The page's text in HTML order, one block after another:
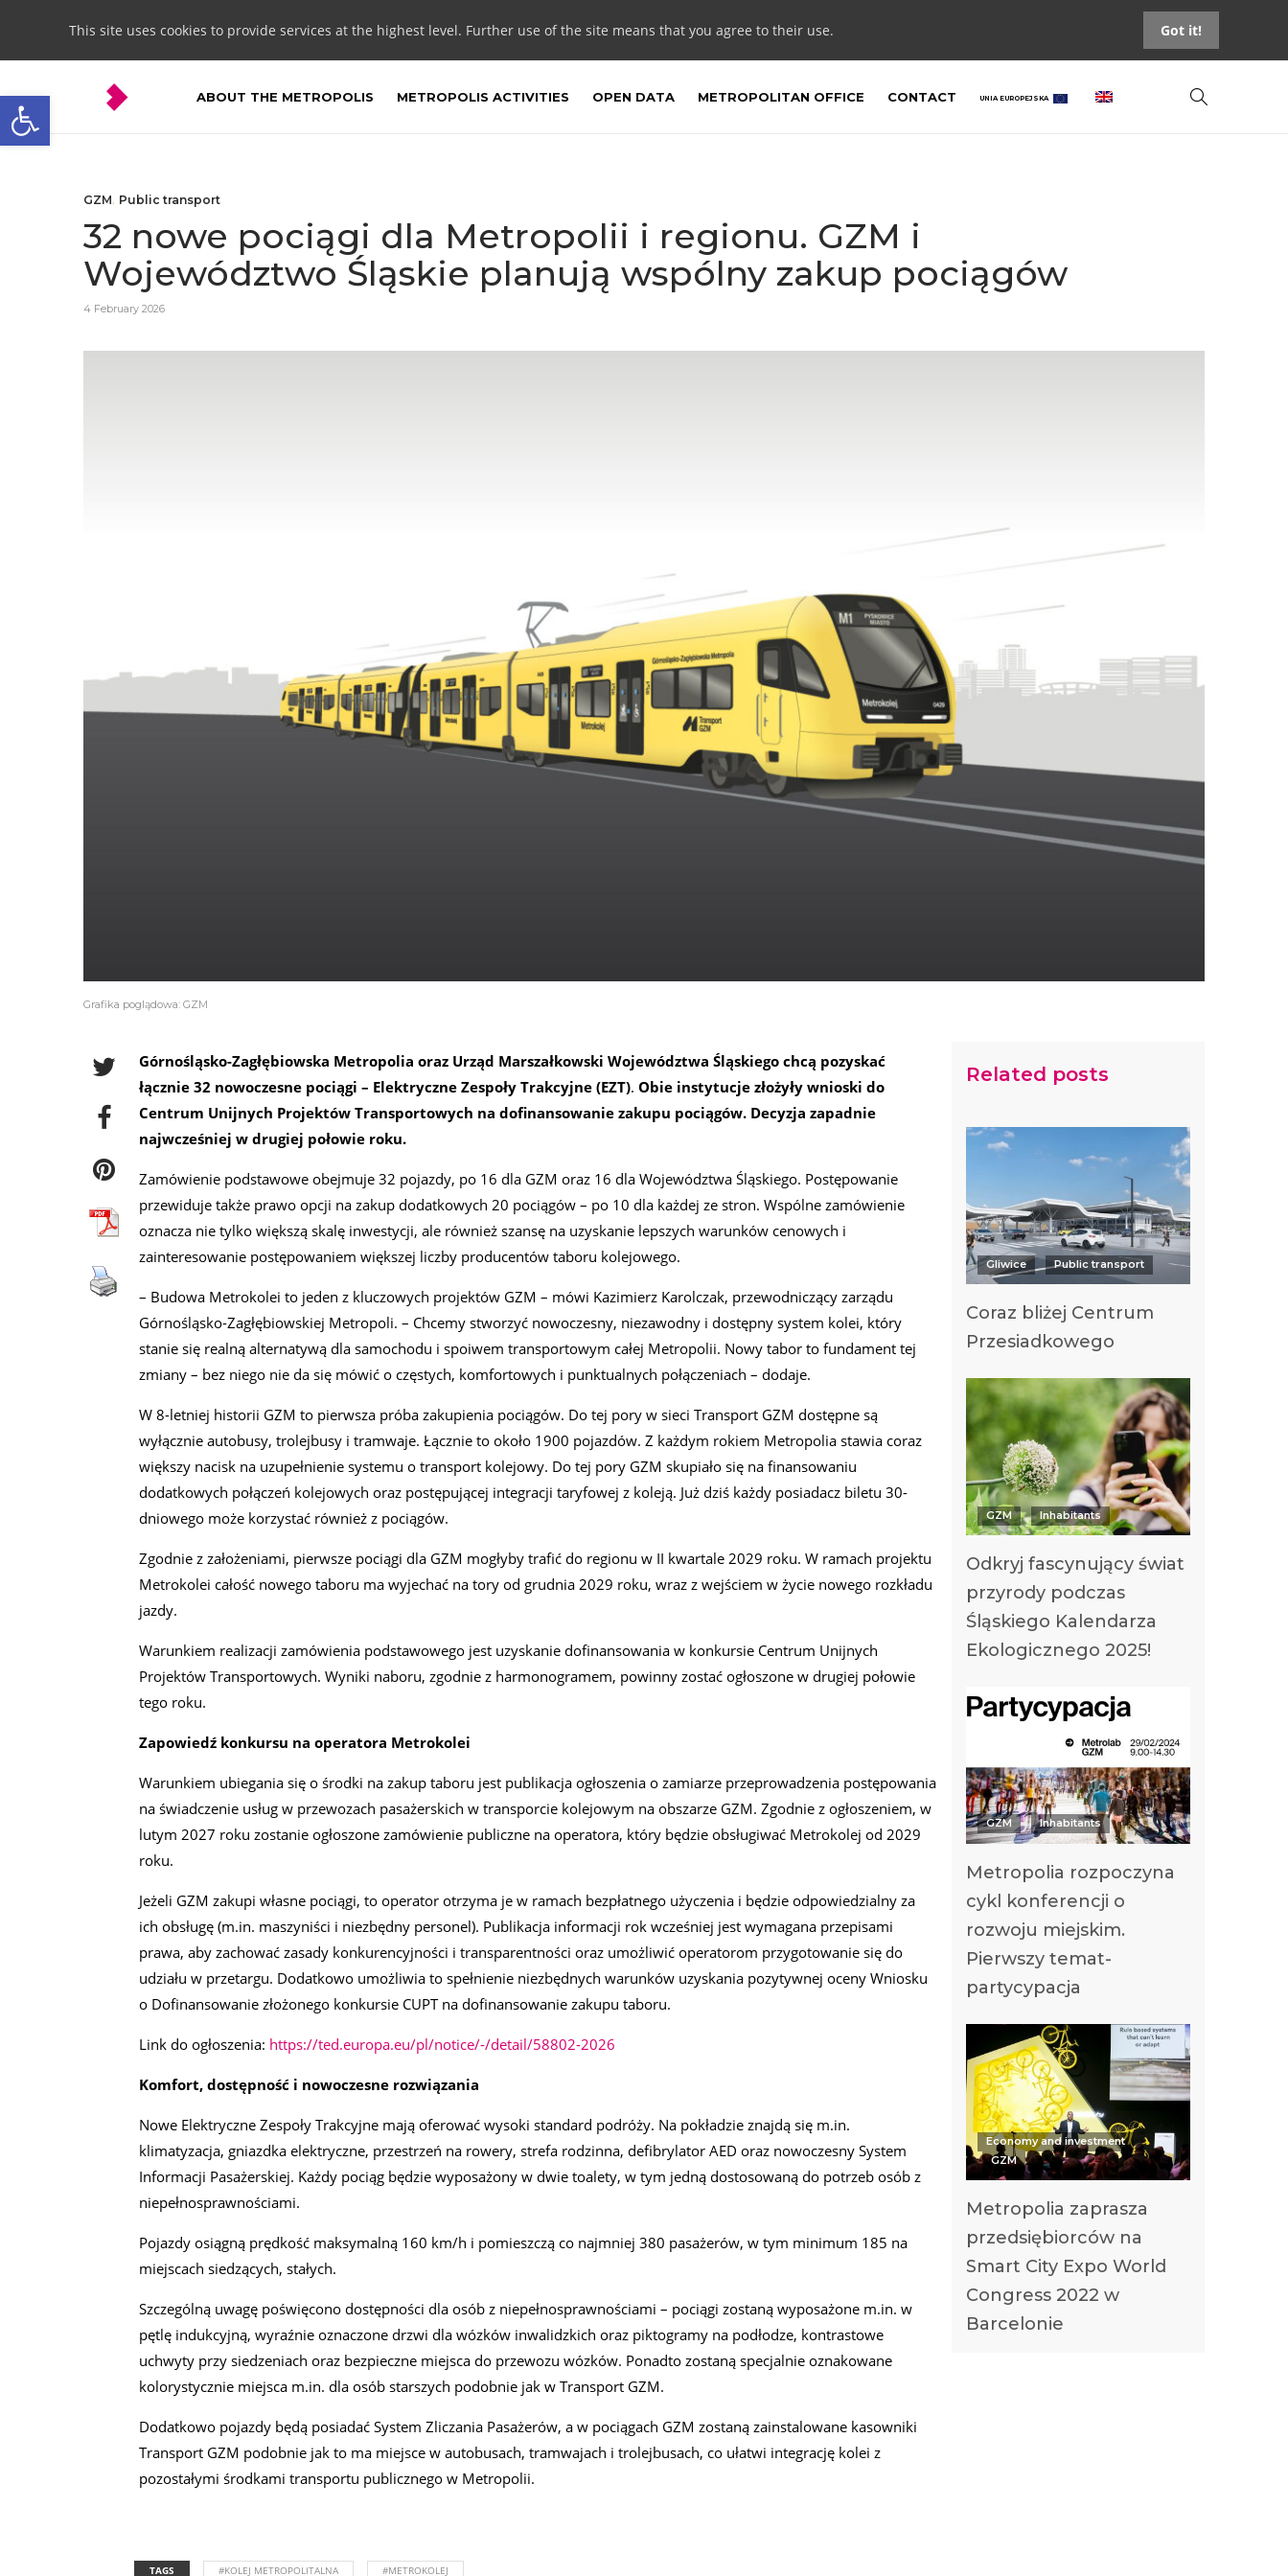
Open toolbar
This site uses cookies to provide services at the highest level. Further use of the site means that you agree to their use. Got it!
ABOUT THE METROPOLIS METROPOLIS ACTIVITIES OPEN DATA METROPOLITAN OFFICE CONTACT UNIA EUROPEJSKA
GZM, Public transport
32 nowe pociągi dla Metropolii i regionu. GZM i
Województwo Śląskie planują wspólny zakup pociągów
4 February 2026
Grafika poglądowa: GZM
Górnośląsko-Zagłębiowska Metropolia oraz Urząd Marszałkowski Województwa Śląskiego chcą pozyskać
łącznie 32 nowoczesne pociągi – Elektryczne Zespoły Trakcyjne (EZT). Obie instytucje złożyły wnioski do
Centrum Unijnych Projektów Transportowych na dofinansowanie zakupu pociągów. Decyzja zapadnie
najwcześniej w drugiej połowie roku.
Zamówienie podstawowe obejmuje 32 pojazdy, po 16 dla GZM oraz 16 dla Województwa Śląskiego. Postępowanie
przewiduje także prawo opcji na zakup dodatkowych 20 pociągów – po 10 dla każdej ze stron. Wspólne zamówienie
oznacza nie tylko większą skalę inwestycji, ale również szansę na uzyskanie lepszych warunków cenowych i
zainteresowanie postępowaniem większej liczby producentów taboru kolejowego.
– Budowa Metrokolei to jeden z kluczowych projektów GZM – mówi Kazimierz Karolczak, przewodniczący zarządu
Górnośląsko-Zagłębiowskiej Metropoli. – Chcemy stworzyć nowoczesny, niezawodny i dostępny system kolei, który
stanie się realną alternatywą dla samochodu i spoiwem transportowym całej Metropolii. Nowy tabor to fundament tej
zmiany – bez niego nie da się mówić o częstych, komfortowych i punktualnych połączeniach – dodaje.
W 8-letniej historii GZM to pierwsza próba zakupienia pociągów. Do tej pory w sieci Transport GZM dostępne są
wyłącznie autobusy, trolejbusy i tramwaje. Łącznie to około 1900 pojazdów. Z każdym rokiem Metropolia stawia coraz
większy nacisk na uzupełnienie systemu o transport kolejowy. Do tej pory GZM skupiało się na finansowaniu
dodatkowych połączeń kolejowych oraz postępującej integracji taryfowej z koleją. Już dziś każdy posiadacz biletu 30-
dniowego może korzystać również z pociągów.
Zgodnie z założeniami, pierwsze pociągi dla GZM mogłyby trafić do regionu w II kwartale 2029 roku. W ramach projektu
Metrokolei całość nowego taboru ma wyjechać na tory od grudnia 2029 roku, wraz z wejściem w życie nowego rozkładu
jazdy.
Warunkiem realizacji zamówienia podstawowego jest uzyskanie dofinansowania w konkursie Centrum Unijnych
Projektów Transportowych. Wyniki naboru, zgodnie z harmonogramem, powinny zostać ogłoszone w drugiej połowie
tego roku.
Zapowiedź konkursu na operatora Metrokolei
Warunkiem ubiegania się o środki na zakup taboru jest publikacja ogłoszenia o zamiarze przeprowadzenia postępowania
na świadczenie usług w przewozach pasażerskich w transporcie kolejowym na obszarze GZM. Zgodnie z ogłoszeniem, w
lutym 2027 roku zostanie ogłoszone zamówienie publiczne na operatora, który będzie obsługiwać Metrokolej od 2029
roku.
Jeżeli GZM zakupi własne pociągi, to operator otrzyma je w ramach bezpłatnego użyczenia i będzie odpowiedzialny za
ich obsługę (m.in. maszyniści i niezbędny personel). Publikacja informacji rok wcześniej jest wymagana przepisami
prawa, aby zachować zasady konkurencyjności i transparentności oraz umożliwić operatorom przygotowanie się do
udziału w przetargu. Dodatkowo umożliwia to spełnienie niezbędnych warunków uzyskania pozytywnej oceny Wniosku
o Dofinansowanie złożonego konkursie CUPT na dofinansowanie zakupu taboru.
Link do ogłoszenia: https://ted.europa.eu/pl/notice/-/detail/58802-2026
Komfort, dostępność i nowoczesne rozwiązania
Nowe Elektryczne Zespoły Trakcyjne mają oferować wysoki standard podróży. Na pokładzie znajdą się m.in.
klimatyzacja, gniazdka elektryczne, przestrzeń na rowery, strefa rodzinna, defibrylator AED oraz nowoczesny System
Informacji Pasażerskiej. Każdy pociąg będzie wyposażony w dwie toalety, w tym jedną dostosowaną do potrzeb osób z
niepełnosprawnościami.
Pojazdy osiągną prędkość maksymalną 160 km/h i pomieszczą co najmniej 380 pasażerów, w tym minimum 185 na
miejscach siedzących, stałych.
Szczególną uwagę poświęcono dostępności dla osób z niepełnosprawnościami – pociągi zostaną wyposażone m.in. w
pętlę indukcyjną, wyraźnie oznaczone drzwi dla wózków inwalidzkich oraz piktogramy na podłodze, kontrastowe
uchwyty przy siedzeniach oraz bezpieczne miejsca do przewozu wózków. Ponadto zostaną specjalnie oznakowane
kolorystycznie miejsca m.in. dla osób starszych podobnie jak w Transport GZM.
Dodatkowo pojazdy będą posiadać System Zliczania Pasażerów, a w pociągach GZM zostaną zainstalowane kasowniki
Transport GZM podobnie jak to ma miejsce w autobusach, tramwajach i trolejbusach, co ułatwi integrację kolei z
pozostałymi środkami transportu publicznego w Metropolii.
TAGS #KOLEJ METROPOLITALNA #METROKOLEJ
Related posts
Gliwice Public transport
Coraz bliżej Centrum
Przesiadkowego
GZM Inhabitants
Odkryj fascynujący świat
przyrody podczas
Śląskiego Kalendarza
Ekologicznego 2025!
GZM Inhabitants
Metropolia rozpoczyna
cykl konferencji o
rozwoju miejskim.
Pierwszy temat-
partycypacja
Economy and investment
GZM
Metropolia zaprasza
przedsiębiorców na
Smart City Expo World
Congress 2022 w
Barcelonie